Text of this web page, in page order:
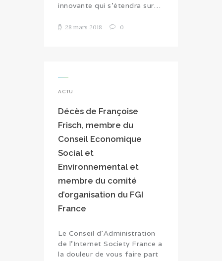
innovante qui s’étendra sur…
28 mars 2018 0
ACTU
Décès de Françoise
Frisch, membre du
Conseil Economique
Social et
Environnemental et
membre du comité
d’organisation du FGI
France
Le Conseil d'Administration
de l'Internet Society France a
la douleur de vous faire part